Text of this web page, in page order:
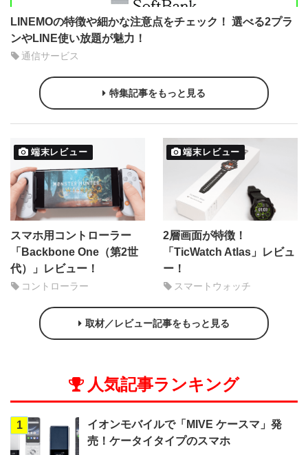
LINEMOの特徴や細かな注意点をチェック！ 選べる2プラ
ンやLINE使い放題が魅力！
通信サービス
特集記事をもっと見る
端末レビュー
スマホ用コントローラー
「Backbone One（第2世
代）」レビュー！
コントローラー
端末レビュー
2層画面が特徴！
「TicWatch Atlas」レビュ
ー！
スマートウォッチ
取材／レビュー記事をもっと見る
人気記事ランキング
1
イオンモバイルで「MIVE ケースマ」発
売！ケータイタイプのスマホ